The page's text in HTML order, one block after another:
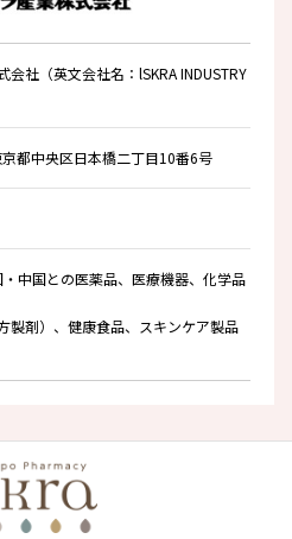
会社（英文会社名：lSKRA INDUSTRY
都中央区日本橋二丁目10番6号
・中国との医薬品、医療機器、化学品
製剤）、健康食品、スキンケア製品